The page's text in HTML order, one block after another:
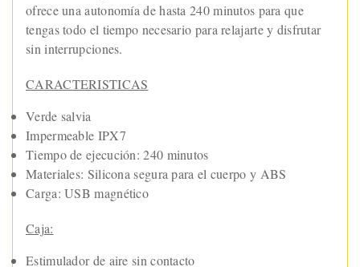
ofrece una autonomía de hasta 240 minutos para que
tengas todo el tiempo necesario para relajarte y disfrutar
sin interrupciones.
CARACTERISTICAS
Verde salvia
Impermeable IPX7
Tiempo de ejecución: 240 minutos
Materiales: Silicona segura para el cuerpo y ABS
Carga: USB magnético
Caja:
Estimulador de aire sin contacto